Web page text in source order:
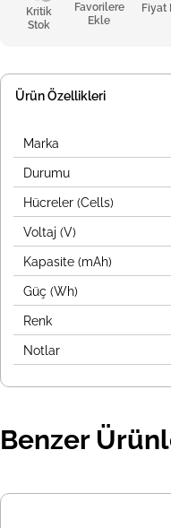
Kritik
Stok
Favorilere
Ekle
Fiyat
Ürün Özellikleri
Marka
Durumu
Hücreler (Cells)
Voltaj (V)
Kapasite (mAh)
Güç (Wh)
Renk
Notlar
Benzer